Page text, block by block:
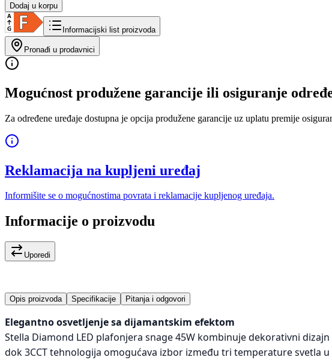
Dodaj u korpu
Informacijski list proizvoda
Pronađi u prodavnici
Mogućnost produžene garancije ili osiguranje
Za određene uređaje dostupna je opcija produžene garancije uz uplatu premije
Reklamacija na kupljeni uređaj
Informišite se o mogućnostima povrata i reklamacije kupljenog uređaja.
Informacije o proizvodu
Uporedi
Opis proizvoda Specifikacije Pitanja i odgovori
Elegantno osvetljenje sa dijamantskim efektom
Stella Diamond LED plafonjera snage 45W kombinuje dekorativni
dok 3CCT tehnologija omogućava izbor između tri temperature svetla